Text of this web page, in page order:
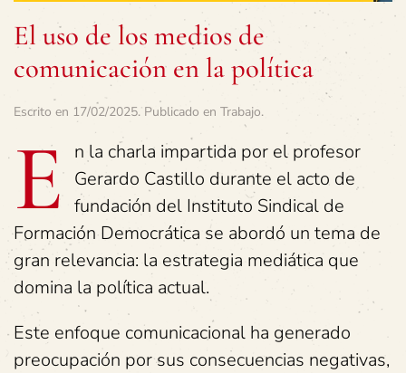
El uso de los medios de
comunicación en la política
Escrito en 17/02/2025. Publicado en Trabajo.
E
n la charla impartida por el profesor
Gerardo Castillo durante el acto de
fundación del Instituto Sindical de
Formación Democrática se abordó un tema de
gran relevancia: la estrategia mediática que
domina la política actual.
Este enfoque comunicacional ha generado
preocupación por sus consecuencias negativas,